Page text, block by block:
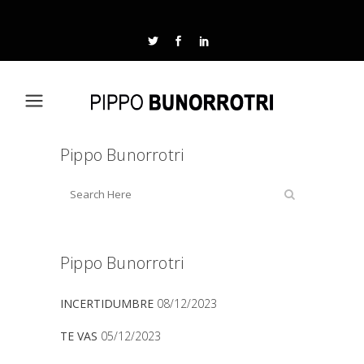
Pippo Bunorrotri
Pippo Bunorrotri
INCERTIDUMBRE 08/12/2023
TE VAS 05/12/2023